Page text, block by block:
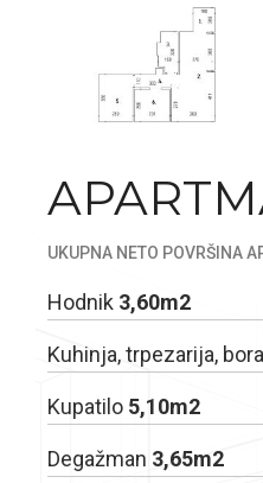
UKUPNA NETO POVRŠINA
Hodnik 3,60m2
Kuhinja, trpezarija,
Kupatilo 5,10m2
Degažman 3,65m2